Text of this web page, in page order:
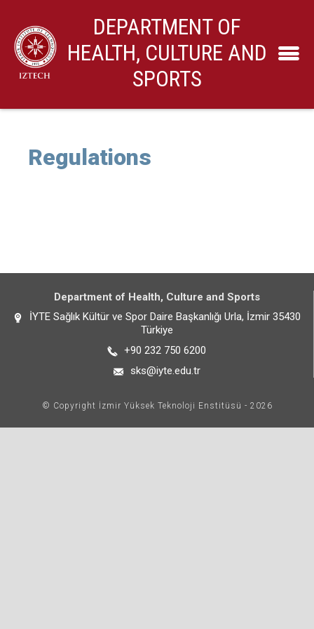
DEPARTMENT OF
HEALTH, CULTURE AND
SPORTS
Regulations
Department of Health, Culture and Sports
İYTE Sağlık Kültür ve Spor Daire Başkanlığı Urla, İzmir 35430
Türkiye
+90 232 750 6200
sks@iyte.edu.tr
© Copyright İzmir Yüksek Teknoloji Enstitüsü - 2026